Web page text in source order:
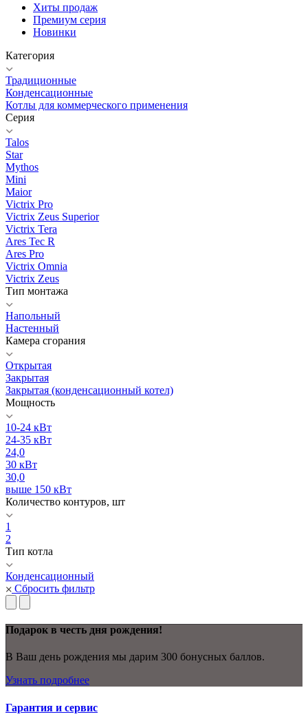
Хиты продаж
Премиум серия
Новинки
Категория
Традиционные
Конденсационные
Котлы для коммерческого применения
Серия
Talos
Star
Mythos
Mini
Maior
Victrix Pro
Victrix Zeus Superior
Victrix Tera
Ares Tec R
Ares Pro
Victrix Omnia
Victrix Zeus
Тип монтажа
Напольный
Настенный
Камера сгорания
Открытая
Закрытая
Закрытая (конденсационный котел)
Мощность
10-24 кВт
24-35 кВт
24,0
30 кВт
30,0
выше 150 кВт
Количество контуров, шт
1
2
Тип котла
Конденсационный
Сбросить фильтр
Подарок в честь дня рождения!
В Ваш день рождения мы дарим 300 бонусных баллов.
Узнать подробнее
Гарантия и сервис